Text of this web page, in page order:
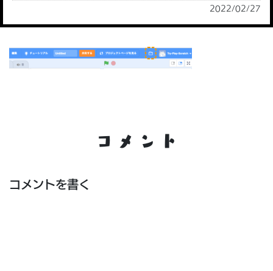
2022/02/27
コメント
コメントを書く